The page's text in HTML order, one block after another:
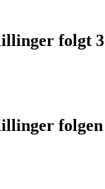
folgt 3
folgen